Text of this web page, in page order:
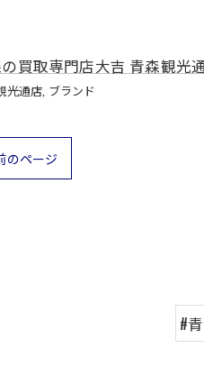
買取専門店大吉 青森観光
光通店 ブランド
のページ
#